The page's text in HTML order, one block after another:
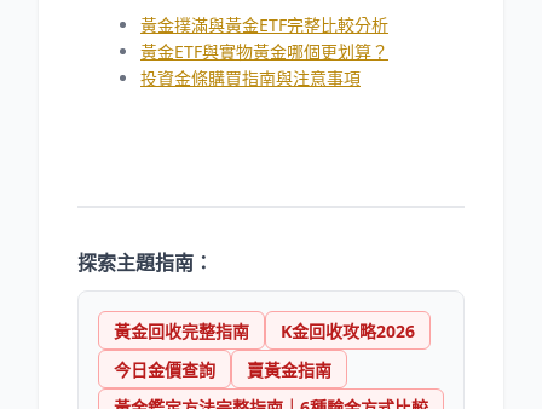
黃金撲滿與黃金ETF完整比較分析
黃金ETF與實物黃金哪個更划算？
投資金條購買指南與注意事項
探索主題指南：
黃金回收完整指南
K金回收攻略2026
今日金價查詢
賣黃金指南